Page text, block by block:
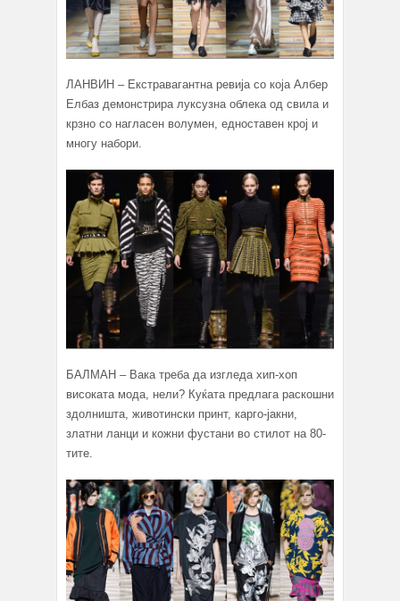
ЛАНВИН – Екстравагантна ревија со која Албер
Елбаз демонстрира луксузна облека од свила и
крзно со нагласен волумен, едноставен крој и
многу набори.
БАЛМАН – Вака треба да изгледа хип-хоп
високата мода, нели? Куќата предлага раскошни
здолништа, животински принт, карго-јакни,
златни ланци и кожни фустани во стилот на 80-
тите.